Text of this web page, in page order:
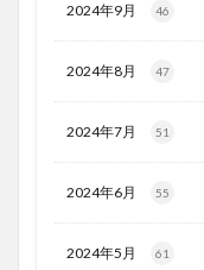
2024年9月 46
2024年8月 47
2024年7月 51
2024年6月 55
2024年5月 61